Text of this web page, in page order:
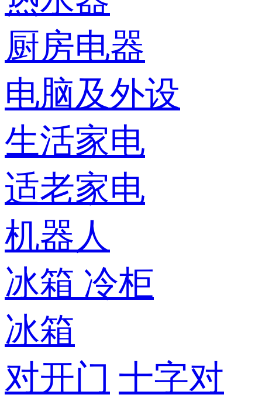
厨房电器
电脑及外设
生活家电
适老家电
机器人
冰箱 冷柜
冰箱
对开门 十字对